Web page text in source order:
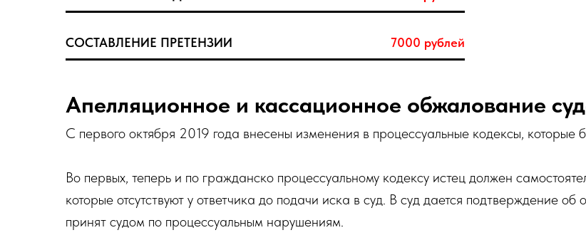
СОСТАВЛЕНИЕ ПРЕТЕНЗИИ 7000 рублей
Апелляционное и кассационное обжалование
С первого октября 2019 года внесены изменения в процессуальные кодексы, которые
Во первых, теперь и по гражданско процессуальному кодексу истец должен
которые отсутствуют у ответчика до подачи иска в суд. В суд дается подтверждение об
принят судом по процессуальным нарушениям.